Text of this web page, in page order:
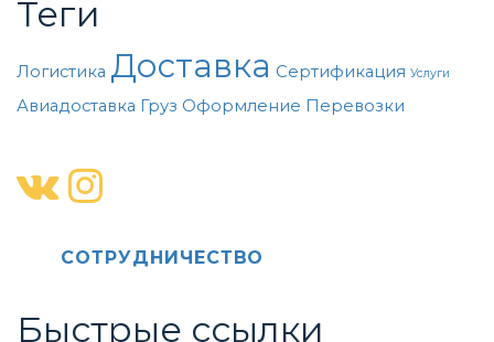
Теги
Логистика Доставка Сертификация Услуги
Авиадоставка Груз Оформление Перевозки
CОТРУДНИЧЕСТВО
Быстрые ссылки